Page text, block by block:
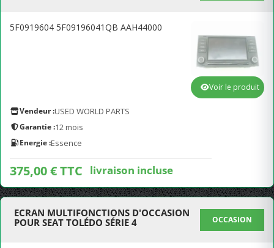
5F0919604 5F09196041QB AAH44000
Vendeur :USED WORLD PARTS
Garantie :12 mois
Energie :Essence
375,00 € TTC livraison incluse
Voir le produit
ECRAN MULTIFONCTIONS D'OCCASION
POUR SEAT TOLÉDO SÉRIE 4
OCCASION